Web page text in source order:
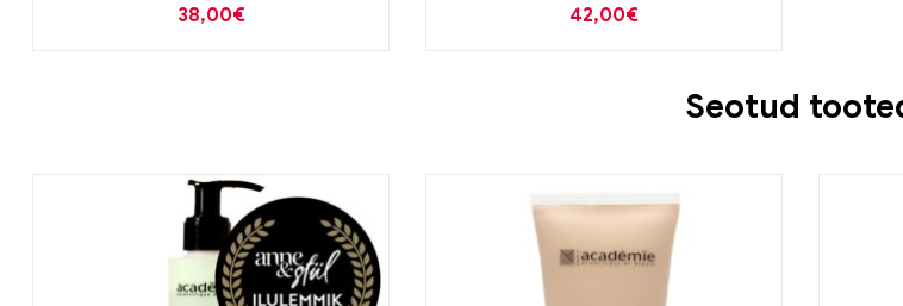
38,00€ 42,00€
Seotud